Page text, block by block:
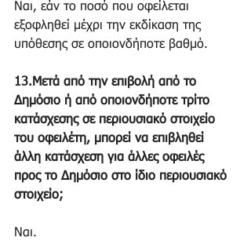
Ναι, εάν το ποσό που οφείλεται
εξοφληθεί μέχρι την εκδίκαση της
υπόθεσης σε οποιονδήποτε βαθμό.
13.Μετά από την επιβολή από το
Δημόσιο ή από οποιονδήποτε τρίτο
κατάσχεσης σε περιουσιακό στοιχείο
του οφειλέτη, μπορεί να επιβληθεί
άλλη κατάσχεση για άλλες οφειλές
προς το Δημόσιο στο ίδιο περιουσιακό
στοιχείο;
Ναι.